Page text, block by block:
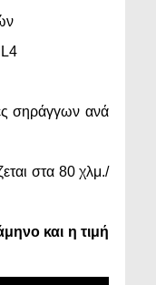
σηράγγων ανά
στα 80 χλμ./
και η τιμή